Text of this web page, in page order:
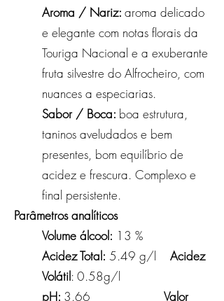
Aroma / Nariz: aroma delicado
e elegante com notas florais da
Touriga Nacional e a exuberante
fruta silvestre do Alfrocheiro, com
nuances a especiarias.
Sabor / Boca: boa estrutura,
taninos aveludados e bem
presentes, bom equilíbrio de
acidez e frescura. Complexo e
final persistente.
Parâmetros analíticos
Volume álcool: 13 %
Acidez Total: 5.49 g/l Acidez
Volátil: 0.58g/l
pH: 3.66 Valor